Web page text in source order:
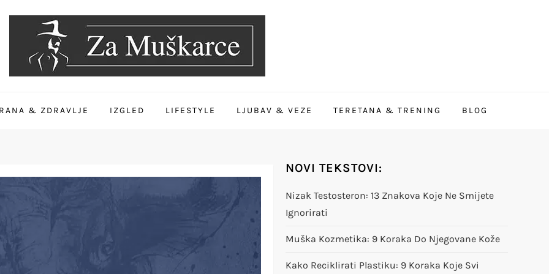
& ZDRAVLJE IZGLED LIFESTYLE LJUBAV & VEZE TERETANA & TRENING BLOG
NOVI TEKSTOVI:
Nizak Testosteron: 13 Znakova Koje Ne Smijete
Ignorirati
Muška Kozmetika: 9 Koraka Do Njegovane Kože
Kako Reciklirati Plastiku: 9 Koraka Koje Svi